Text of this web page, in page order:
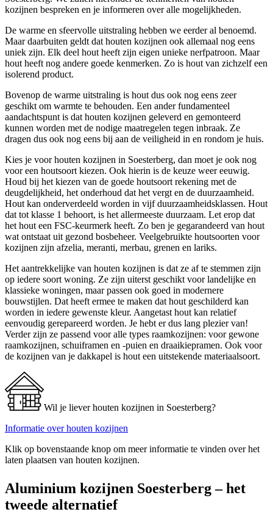
kozijnen bespreken en je informeren over alle mogelijkheden.
De warme en sfeervolle uitstraling hebben we eerder al benoemd.
Maar daarbuiten geldt dat houten kozijnen ook allemaal nog eens
uniek zijn. Elk deel hout heeft zijn eigen unieke nerfpatroon. Maar
hout heeft nog andere goede kenmerken. Zo is hout van zichzelf een
isolerend product.
Bovenop de warme uitstraling is hout dus ook nog eens zeer
geschikt om warmte te behouden. Een ander fundamenteel
aandachtspunt is dat houten kozijnen geleverd en gemonteerd
kunnen worden met de nodige maatregelen tegen inbraak. Ze
dragen dus ook nog eens bij aan de veiligheid in en rondom je huis.
Kies je voor houten kozijnen in Soesterberg, dan moet je ook nog
voor een houtsoort kiezen. Ook hierin is de keuze weer eeuwig.
Houd bij het kiezen van de goede houtsoort rekening met de
deugdelijkheid, het onderhoud dat het vergt en de duurzaamheid.
Hout kan onderverdeeld worden in vijf duurzaamheidsklassen. Hout
dat tot klasse 1 behoort, is het allermeeste duurzaam. Let erop dat
het hout een FSC-keurmerk heeft. Zo ben je gegarandeerd van hout
wat ontstaat uit gezond bosbeheer. Veelgebruikte houtsoorten voor
kozijnen zijn afzelia, meranti, merbau, grenen en lariks.
Het aantrekkelijke van houten kozijnen is dat ze af te stemmen zijn
op iedere soort woning. Ze zijn uiterst geschikt voor landelijke en
klassieke woningen, maar passen ook goed in modernere
bouwstijlen. Dat heeft ermee te maken dat hout geschilderd kan
worden in iedere gewenste kleur. Aangetast hout kan relatief
eenvoudig gerepareerd worden. Je hebt er dus lang plezier van!
Verder zijn ze passend voor alle types raamkozijnen: voor gewone
raamkozijnen, schuiframen en -puien en draaikiepramen. Ook voor
de kozijnen van je dakkapel is hout een uitstekende materiaalsoort.
Wil je liever houten kozijnen in Soesterberg?
Informatie over houten kozijnen
Klik op bovenstaande knop om meer informatie te vinden over het
laten plaatsen van houten kozijnen.
Aluminium kozijnen Soesterberg – het
tweede alternatief